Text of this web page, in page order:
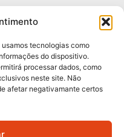
tecnologias como
do dispositivo.
processar dados, como
neste site. Não
afetar negativamante certos
risco